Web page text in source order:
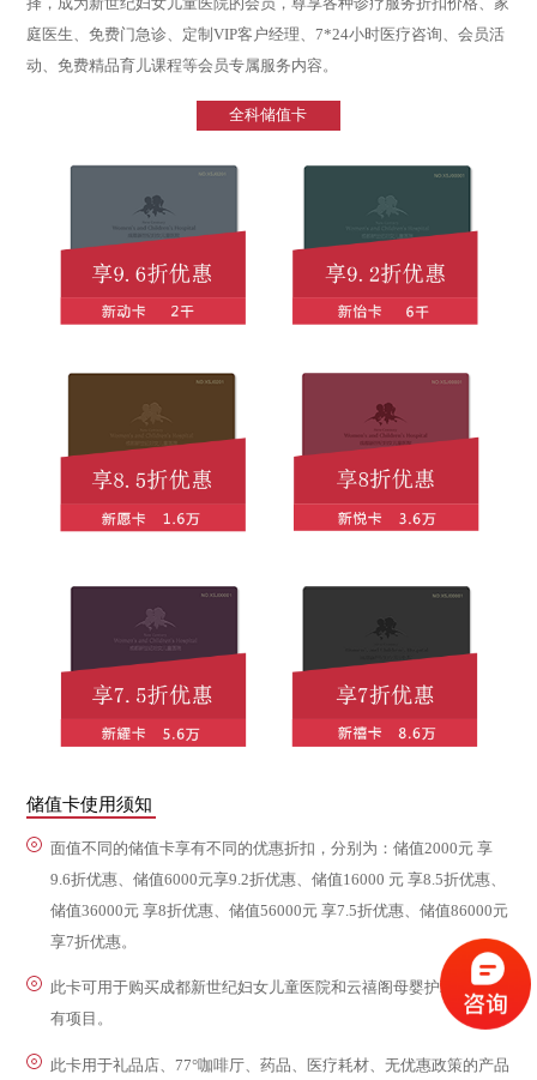
择，成为新世纪妇女儿童医院的会员，尊享各种诊疗服务折扣价格、家
庭医生、免费门急诊、定制VIP客户经理、7*24小时医疗咨询、会员活
动、免费精品育儿课程等会员专属服务内容。
全科储值卡
储值卡使用须知
面值不同的储值卡享有不同的优惠折扣，分别为：储值2000元 享
9.6折优惠、储值6000元享9.2折优惠、储值16000 元 享8.5折优惠、
储值36000元 享8折优惠、储值56000元 享7.5折优惠、储值86000元
享7折优惠。
此卡可用于购买成都新世纪妇女儿童医院和云禧阁母婴护理中心所
有项目。
此卡用于礼品店、77°咖啡厅、药品、医疗耗材、无优惠政策的产品